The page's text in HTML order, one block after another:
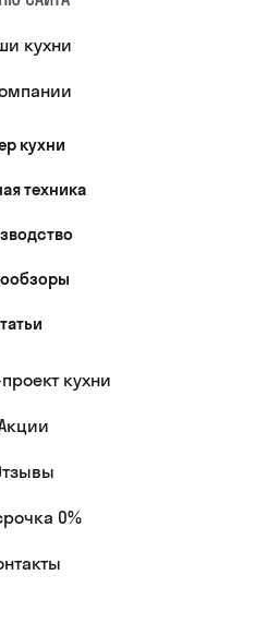
кухни
кухни
техника
кухни
0%